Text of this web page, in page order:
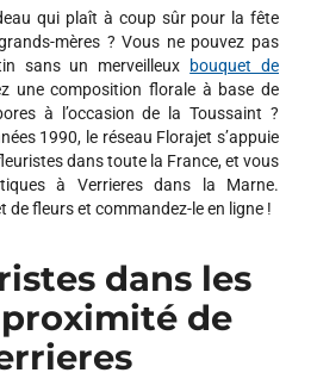
qui plaît à coup sûr pour la fête
mères ? Vous ne pouvez pas
sans un merveilleux
bouquet de
une composition florale à base de
à l’occasion de la Toussaint ?
1990, le réseau Florajet s’appuie
dans toute la France, et vous
à Verrieres dans la Marne.
de fleurs et commandez-le en ligne !
dans les
de